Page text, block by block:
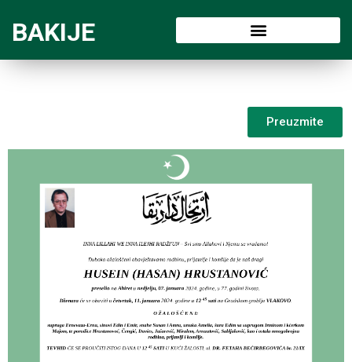
BAKIJE
Preuzmite